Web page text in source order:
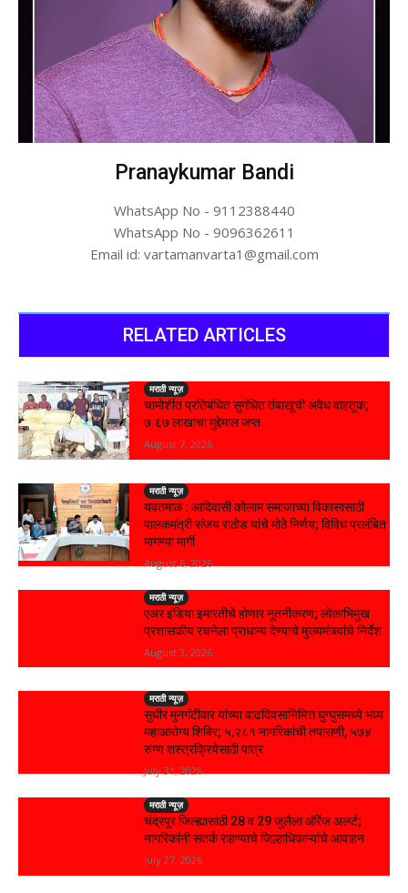
Pranaykumar Bandi
WhatsApp No - 9112388440
WhatsApp No - 9096362611
Email id: vartamanvarta1@gmail.com
RELATED ARTICLES
मराठी न्यूज़
चामोर्शीत प्रतिबंधित सुगंधित तंबाखूची अवैध वाहतूक;
₹७.६७ लाखांचा मुद्देमाल जप्त
August 7, 2026
मराठी न्यूज़
यवतमाळ : आदिवासी कोलाम समाजाच्या विकासासाठी
पालकमंत्री संजय राठोड यांचे मोठे निर्णय; विविध प्रलंबित
मागण्या मार्गी
August 6, 2026
मराठी न्यूज़
एअर इंडिया इमारतीचे होणार नूतनीकरण; लोकाभिमुख
प्रशासकीय रचनेला प्राधान्य देण्याचे मुख्यमंत्र्यांचे निर्देश
August 3, 2026
मराठी न्यूज़
सुधीर मुनगंटीवार यांच्या वाढदिवसानिमित्त घुग्घुसमध्ये भव्य
महाआरोग्य शिबिर; ५,२८१ नागरिकांची तपासणी, ५७४
रुग्ण शस्त्रक्रियेसाठी पात्र
July 31, 2026
मराठी न्यूज़
चंद्रपूर जिल्ह्यासाठी 28 व 29 जुलैला ऑरेंज अलर्ट;
नागरिकांनी सतर्क राहण्याचे जिल्हाधिकाऱ्यांचे आवाहन
July 27, 2026